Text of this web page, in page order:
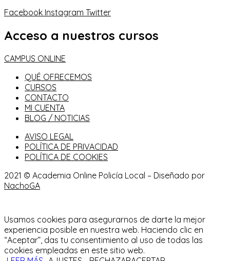
Facebook Instagram Twitter
Acceso a nuestros cursos
CAMPUS ONLINE
QUÉ OFRECEMOS
CURSOS
CONTACTO
MI CUENTA
BLOG / NOTICIAS
AVISO LEGAL
POLÍTICA DE PRIVACIDAD
POLÍTICA DE COOKIES
2021 © Academia Online Policía Local – Diseñado por
NachoGA
Usamos cookies para asegurarnos de darte la mejor
experiencia posible en nuestra web. Haciendo clic en
“Aceptar”, das tu consentimiento al uso de todas las
cookies empleadas en este sitio web.